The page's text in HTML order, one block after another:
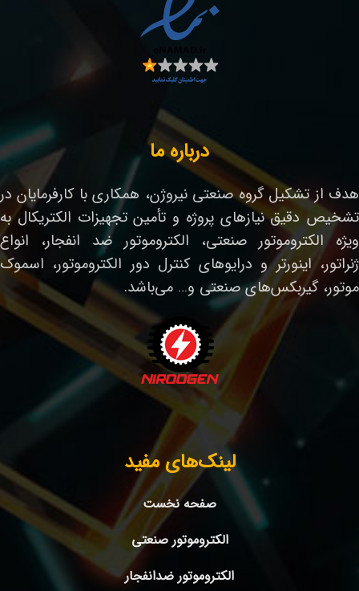
درباره ما
هدف از تشکیل گروه صنعتی نیروژن، همکاری با کارفرمایان در
تشخیص دقیق نیازهای پروژه و تأمین تجهیزات الکتریکال به
ویژه الکتروموتور صنعتی، الکتروموتور ضد انفجار، انواع
ژنراتور، اینورتر و درایوهای کنترل دور الکتروموتور، اسموک
موتور، گیربکس‌های صنعتی و… می‌باشد.
لینک‌های مفید
صفحه نخست
الکتروموتور صنعتی
الکتروموتور ضدانفجار